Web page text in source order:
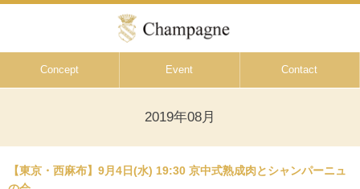
Concept Event Contact
2019年08月
【東京・西麻布】9月4日(水) 19:30 京中式熟成肉とシャンパーニュ